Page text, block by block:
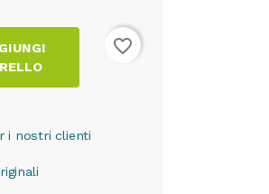
favorite_border
i nostri clienti